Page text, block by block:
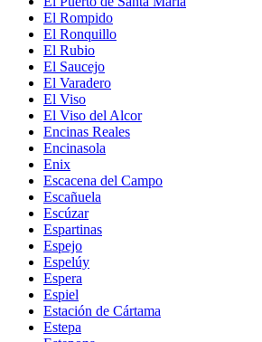
El Rompido
El Ronquillo
El Rubio
El Saucejo
El Varadero
El Viso
El Viso del Alcor
Encinas Reales
Encinasola
Enix
Escacena del Campo
Escañuela
Escúzar
Espartinas
Espejo
Espelúy
Espera
Espiel
Estación de Cártama
Estepa